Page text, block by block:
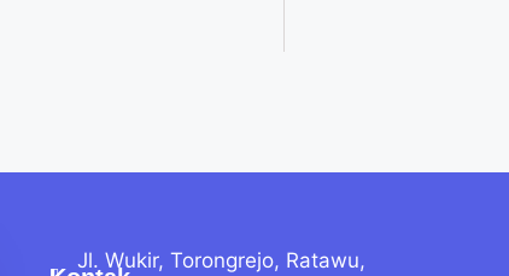
Jl. Wukir, Torongrejo, Ratawu,